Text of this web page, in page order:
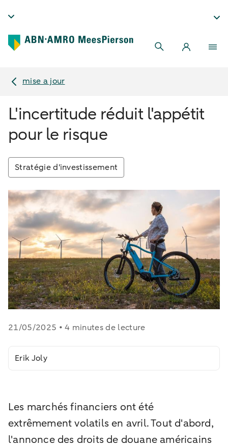
mise a jour
L'incertitude réduit l'appétit
pour le risque
Stratégie d'investissement
21/05/2025 • 4 minutes de lecture
Erik Joly
Les marchés financiers ont été
extrêmement volatils en avril. Tout d'abord,
l'annonce des droits de douane américains